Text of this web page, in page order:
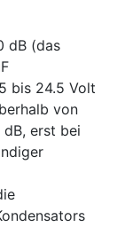
dB (das
bis 24.5 Volt
von
erst bei